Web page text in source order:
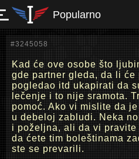
Popularno
#3245058
Kad će ove osobe što
gde partner gleda, da li
pogledao itd ukapirati da
lečenje i to nije sramota.
pomoć. Ako vi mislite da
u debeloj zabludi. Neka
i poželjna, ali da vi
da ćete tim boleštinama
ste se prevarili.